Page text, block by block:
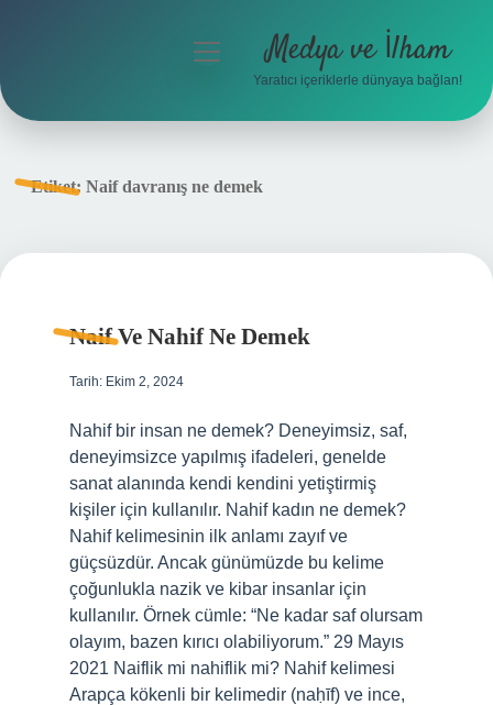
menüyü
Medya ve İlham
Yaratıcı içeriklerle dünyaya bağlan!
Etiket: Naif davranış ne demek
Naif Ve Nahif Ne Demek
Tarih: Ekim 2, 2024
Nahif bir insan ne demek? Deneyimsiz, saf,
deneyimsizce yapılmış ifadeleri, genelde
sanat alanında kendi kendini yetiştirmiş
kişiler için kullanılır. Nahif kadın ne demek?
Nahif kelimesinin ilk anlamı zayıf ve
güçsüzdür. Ancak günümüzde bu kelime
çoğunlukla nazik ve kibar insanlar için
kullanılır. Örnek cümle: “Ne kadar saf olursam
olayım, bazen kırıcı olabiliyorum.” 29 Mayıs
2021 Naiflik mi nahiflik mi? Nahif kelimesi
Arapça kökenli bir kelimedir (naḥīf) ve ince,